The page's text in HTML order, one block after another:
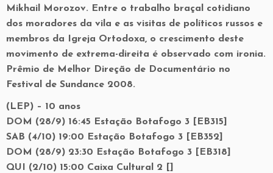
Mikhail Morozov. Entre o trabalho braçal cotidiano
dos moradores da vila e as visitas de políticos russos e
membros da Igreja Ortodoxa, o crescimento deste
movimento de extrema-direita é observado com ironia.
Prêmio de Melhor Direção de Documentário no
Festival de Sundance 2008.
(LEP) – 10 anos
DOM (28/9) 16:45 Estação Botafogo 3 [EB315]
SAB (4/10) 19:00 Estação Botafogo 3 [EB352]
DOM (28/9) 23:30 Estação Botafogo 3 [EB318]
QUI (2/10) 15:00 Caixa Cultural 2 []